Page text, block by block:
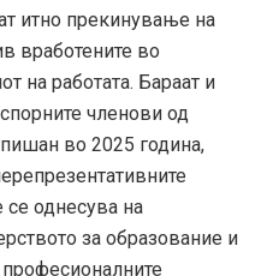
итно прекинување на
вработените во
на работата. Бараат и
членови од
во 2025 година,
се однесува на
за образование и